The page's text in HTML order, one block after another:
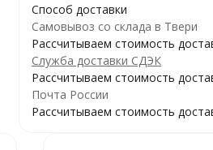
Способ доставки
Самовывоз со склада в Твери
Рассчитываем стоимость
Служба доставки СДЭК
Рассчитываем стоимость
Почта России
Рассчитываем стоимость